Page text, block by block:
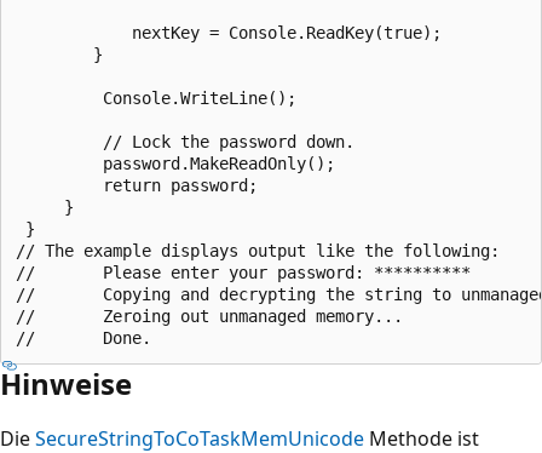
            nextKey = Console.ReadKey(true);
        }
         Console.WriteLine();
         // Lock the password down.
         password.MakeReadOnly();
         return password;
     }
}
// The example displays output like the following:
//       Please enter your password: **********
//       Copying and decrypting the string to
//       Zeroing out unmanaged memory...
Hinweise
DieSecureStringToCoTaskMemUnicode Methode ist